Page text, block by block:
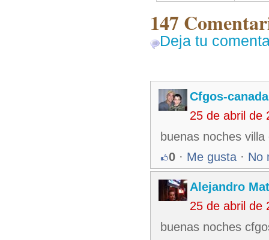
147
Deja tu
Cfgos-canada
25 de abril de
buenas noches
0 · Me gusta · No
Alejandro
25 de abril de
buenas noches